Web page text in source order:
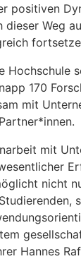
positiven
dieser Weg
Hochschule
170
mit
mit
nicht
Hannes